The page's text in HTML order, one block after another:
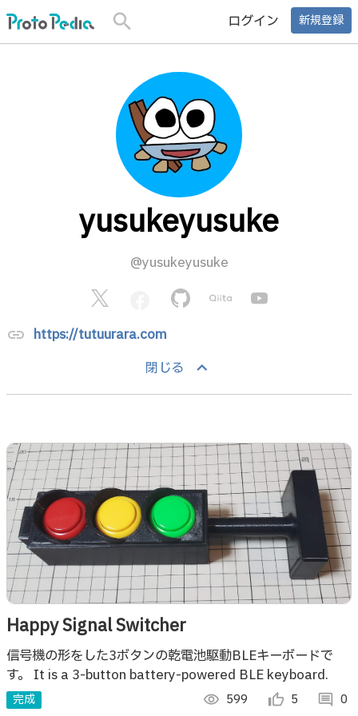
search ログイン 新規登録
yusukeyusuke
@yusukeyusuke
link https://tutuurara.com
閉じる
keyboard_arrow_up
Happy Signal Switcher
信号機の形をした3ボタンの乾電池駆動BLEキーボードで
す。 It is a 3-button battery-powered BLE keyboard.
完成 visibility 599 thumb_up_alt 5 comment 0